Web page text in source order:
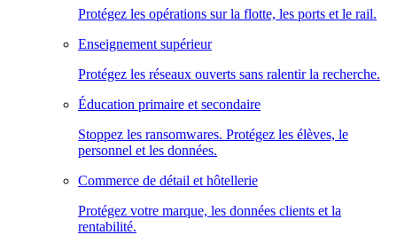
Protégez les opérations sur la flotte, les ports et le rail.
Enseignement supérieur
Protégez les réseaux ouverts sans ralentir la recherche.
Éducation primaire et secondaire
Stoppez les ransomwares. Protégez les élèves, le
personnel et les données.
Commerce de détail et hôtellerie
Protégez votre marque, les données clients et la
rentabilité.